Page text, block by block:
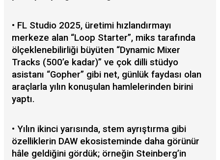
• FL Studio 2025, üretimi hızlandırmayı
merkeze alan “Loop Starter”, miks tarafında
ölçeklenebilirliği büyüten “Dynamic Mixer
Tracks (500’e kadar)” ve çok dilli stüdyo
asistanı “Gopher” gibi net, günlük faydası olan
araçlarla yılın konuşulan hamlelerinden birini
yaptı.
• Yılın ikinci yarısında, stem ayrıştırma gibi
özelliklerin DAW ekosisteminde daha görünür
hâle geldiğini gördük; örneğin Steinberg’in